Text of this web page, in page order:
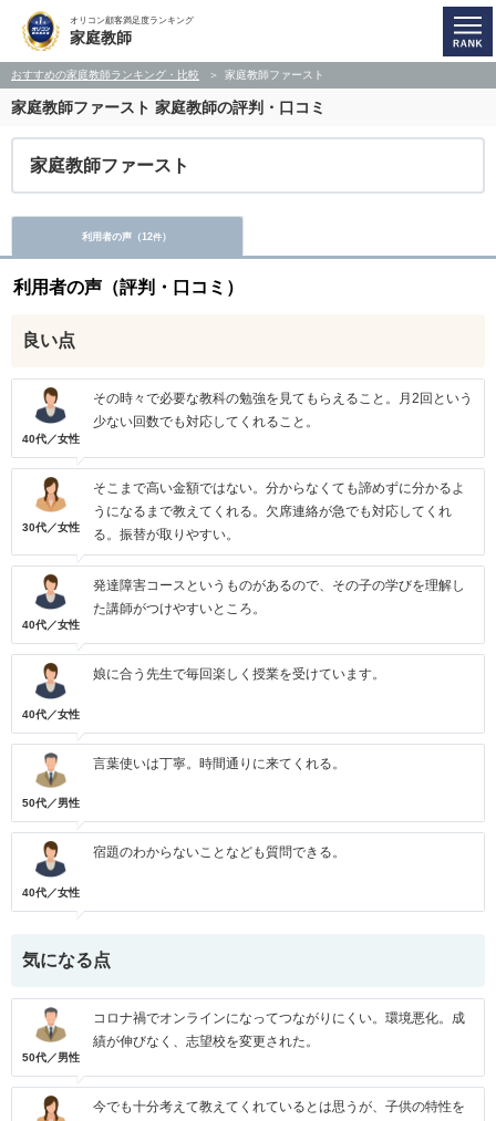
オリコン顧客満足度ランキング
家庭教師
おすすめの家庭教師ランキング・比較 家庭教師ファースト
家庭教師ファースト 家庭教師の評判・口コミ
家庭教師ファースト
利用者の声（12件）
利用者の声（評判・口コミ）
良い点
40代／女性
その時々で必要な教科の勉強を見てもらえること。月2回という
少ない回数でも対応してくれること。
30代／女性
そこまで高い金額ではない。分からなくても諦めずに分かるよ
うになるまで教えてくれる。欠席連絡が急でも対応してくれ
る。振替が取りやすい。
40代／女性
発達障害コースというものがあるので、その子の学びを理解し
た講師がつけやすいところ。
40代／女性
娘に合う先生で毎回楽しく授業を受けています。
50代／男性
言葉使いは丁寧。時間通りに来てくれる。
40代／女性
宿題のわからないことなども質問できる。
気になる点
50代／男性
コロナ禍でオンラインになってつながりにくい。環境悪化。成
績が伸びなく、志望校を変更された。
今でも十分考えて教えてくれているとは思うが、子供の特性を